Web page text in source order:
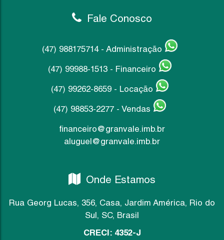
Fale Conosco
(47) 988175714 - Administração
(47) 99988-1513 - Financeiro
(47) 99262-8659 - Locação
(47) 98853-2277 - Vendas
financeiro@granvale.imb.br
aluguel@granvale.imb.br
Onde Estamos
Rua Georg Lucas, 356, Casa, Jardim América, Rio do
Sul, SC, Brasil
CRECI: 4352-J